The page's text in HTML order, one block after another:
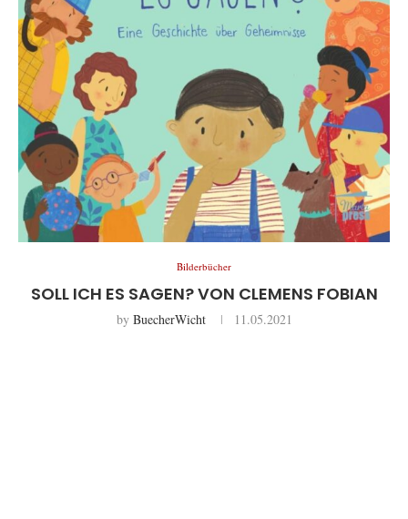
Bilderbücher
SOLL ICH ES SAGEN? VON CLEMENS FOBIAN
by BuecherWicht 11.05.2021